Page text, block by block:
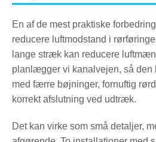
En af de mest praktiske
reducere luftmodstand i
lange stræk kan reducere
planlægger vi kanalvejen, så den
med færre bøjninger, fornuftig
korrekt afslutning ved udtræk.
Det kan virke som små detaljer,